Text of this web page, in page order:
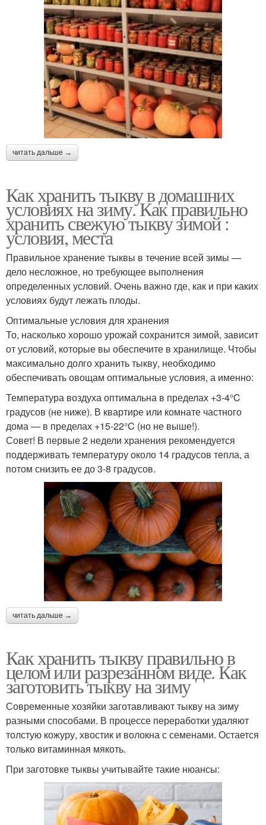
читать дальше →
Как хранить тыкву в домашних
условиях на зиму. Как правильно
хранить свежую тыкву зимой :
условия, места
Правильное хранение тыквы в течение всей зимы —
дело несложное, но требующее выполнения
определенных условий. Очень важно где, как и при каких
условиях будут лежать плоды.
Оптимальные условия для хранения
То, насколько хорошо урожай сохранится зимой, зависит
от условий, которые вы обеспечите в хранилище. Чтобы
максимально долго хранить тыкву, необходимо
обеспечивать овощам оптимальные условия, а именно:
Температура воздуха оптимальна в пределах +3-4°C
градусов (не ниже). В квартире или комнате частного
дома — в пределах +15-22°C (но не выше!).
Совет! В первые 2 недели хранения рекомендуется
поддерживать температуру около 14 градусов тепла, а
потом снизить ее до 3-8 градусов.
читать дальше →
Как хранить тыкву правильно в
целом или разрезанном виде. Как
заготовить тыкву на зиму
Современные хозяйки заготавливают тыкву на зиму
разными способами. В процессе переработки удаляют
толстую кожуру, хвостик и волокна с семенами. Остается
только витаминная мякоть.
При заготовке тыквы учитывайте такие нюансы: